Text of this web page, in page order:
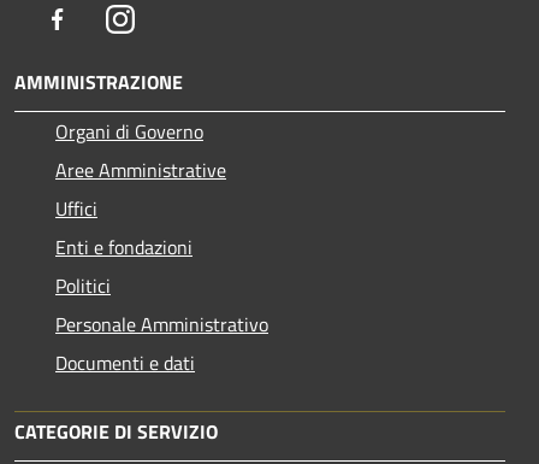
FacebookInstagram
AMMINISTRAZIONE
Organi di Governo
Aree Amministrative
Uffici
Enti e fondazioni
Politici
Personale Amministrativo
Documenti e dati
CATEGORIE DI SERVIZIO